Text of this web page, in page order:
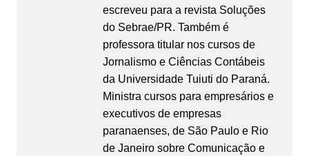
escreveu para a revista Soluções
do Sebrae/PR. Também é
professora titular nos cursos de
Jornalismo e Ciências Contábeis
da Universidade Tuiuti do Paraná.
Ministra cursos para empresários e
executivos de empresas
paranaenses, de São Paulo e Rio
de Janeiro sobre Comunicação e